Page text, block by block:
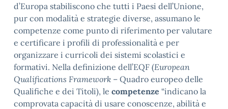
d’Europa stabiliscono che tutti i Paesi dell’Unione,
pur con modalità e strategie diverse, assumano le
competenze come punto di riferimento per valutare
e certificare i profili di professionalità e per
organizzare i curricoli dei sistemi scolastici e
formativi. Nella definizione dell’EQF (European
Qualifications Framework – Quadro europeo delle
Qualifiche e dei Titoli), le competenze “indicano la
comprovata capacità di usare conoscenze, abilità e